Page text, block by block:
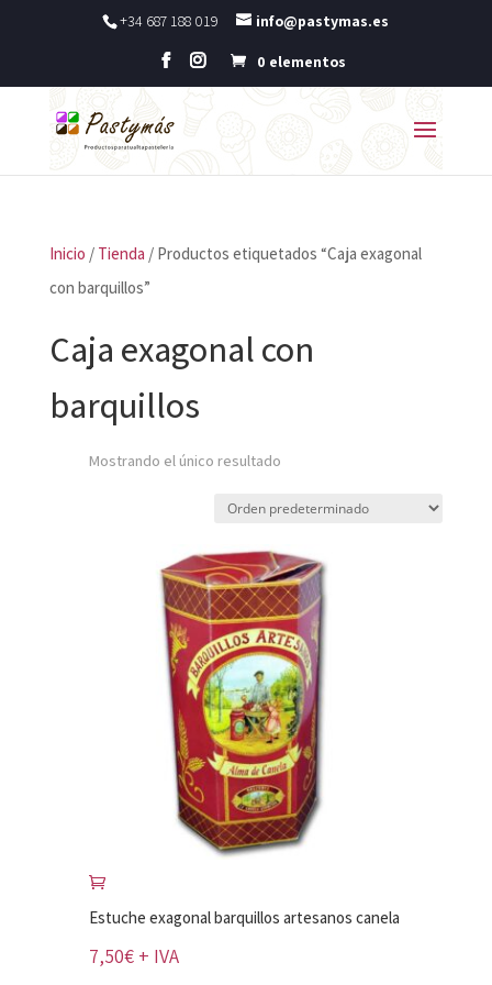
+34 687 188 019 info@pastymas.es
0 elementos
Inicio / Tienda / Productos etiquetados “Caja exagonal
con barquillos”
Caja exagonal con
barquillos
Mostrando el único resultado
Estuche exagonal barquillos artesanos canela
7,50€ + IVA